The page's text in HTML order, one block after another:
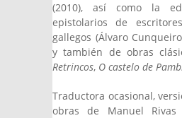
(2010), así como la
epistolarios de
gallegos (Álvaro
y también de obras
Retrincos, O castelo de
Traductora ocasional,
obras de Manuel